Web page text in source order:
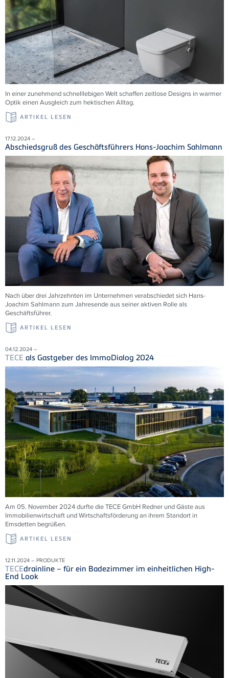
In einer zunehmend schnelllebigen Welt schaffen zeitlose Designs in warmer
Optik einen Ausgleich zum hektischen Alltag.
ARTIKEL LESEN
17.12.2024 –
Abschiedsgruß des Geschäftsführers Hans-Joachim Sahlmann
Nach über drei Jahrzehnten im Unternehmen verabschiedet sich Hans-
Joachim Sahlmann zum Jahresende aus seiner aktiven Rolle als
Geschäftsführer.
ARTIKEL LESEN
04.12.2024 –
TECE als Gastgeber des ImmoDialog 2024
Am 05. November 2024 durfte die TECE GmbH Redner und Gäste aus
Immobilienwirtschaft und Wirtschaftsförderung an ihrem Standort in
Emsdetten begrüßen.
ARTIKEL LESEN
12.11.2024 – PRODUKTE
TECEdrainline – für ein Badezimmer im einheitlichen High-
End Look